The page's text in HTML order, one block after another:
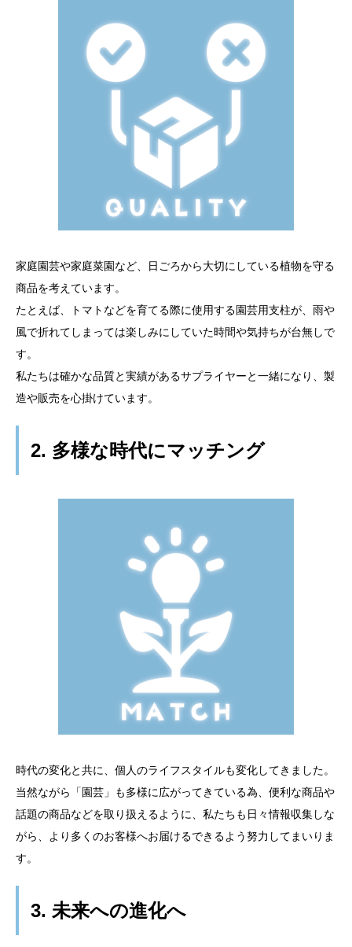
家庭園芸や家庭菜園など、日ごろから大切にしている植物を守る
商品を考えています。
たとえば、トマトなどを育てる際に使用する園芸用支柱が、雨や
風で折れてしまっては楽しみにしていた時間や気持ちが台無しで
す。
私たちは確かな品質と実績があるサプライヤーと一緒になり、製
造や販売を心掛けています。
2. 多様な時代にマッチング
時代の変化と共に、個人のライフスタイルも変化してきました。
当然ながら「園芸」も多様に広がってきている為、便利な商品や
話題の商品などを取り扱えるように、私たちも日々情報収集しな
がら、より多くのお客様へお届けるできるよう努力してまいりま
す。
3. 未来への進化へ